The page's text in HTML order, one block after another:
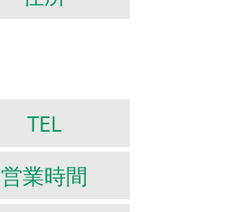
TEL
営業時間